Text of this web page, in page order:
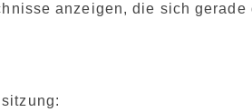
anzeigen, die sich gerade